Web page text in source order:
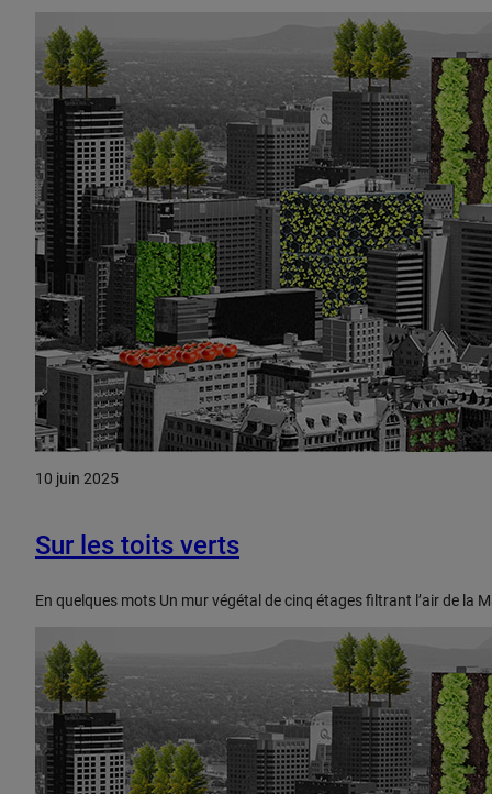
10 juin 2025
Sur les toits verts
En quelques mots Un mur végétal de cinq étages filtrant l’air de